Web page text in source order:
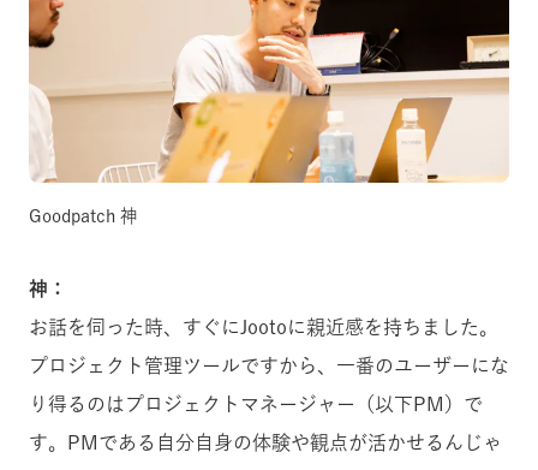
Goodpatch 神
神：
お話を伺った時、すぐにJootoに親近感を持ちました。
プロジェクト管理ツールですから、一番のユーザーにな
り得るのはプロジェクトマネージャー（以下PM）で
す。PMである自分自身の体験や観点が活かせるんじゃ